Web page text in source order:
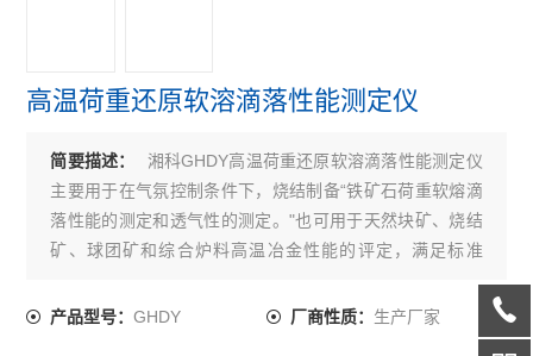
高温荷重还原软溶滴落性能测定仪
简要描述：
湘科GHDY高温荷重还原软溶滴落性能测定仪
主要用于在气氛控制条件下，烧结制备“铁矿石荷重软熔滴
落性能的测定和透气性的测定。"也可用于天然块矿、烧结
矿、球团矿和综合炉料高温冶金性能的评定，满足标准
法的要求。采用硅钼棒发热，控温系统具有过流恒流功
产品型号：GHDY 厂商性质： 生产厂家